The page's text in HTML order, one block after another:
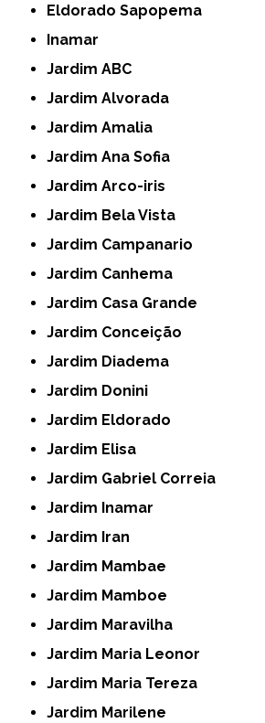
Eldorado Sapopema
Inamar
Jardim ABC
Jardim Alvorada
Jardim Amalia
Jardim Ana Sofia
Jardim Arco-iris
Jardim Bela Vista
Jardim Campanario
Jardim Canhema
Jardim Casa Grande
Jardim Conceição
Jardim Diadema
Jardim Donini
Jardim Eldorado
Jardim Elisa
Jardim Gabriel Correia
Jardim Inamar
Jardim Iran
Jardim Mambae
Jardim Mamboe
Jardim Maravilha
Jardim Maria Leonor
Jardim Maria Tereza
Jardim Marilene